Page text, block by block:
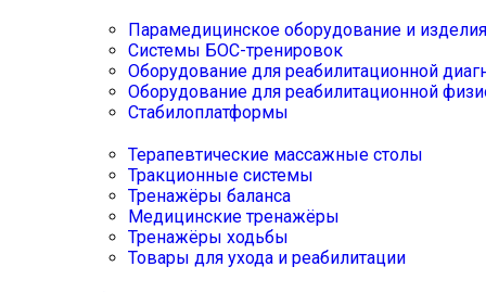
Парамедицинское оборудование и изделия
Системы БОС-тренировок
Оборудование для реабилитационной
Оборудование для реабилитационной
Стабилоплатформы
Терапевтические массажные столы
Тракционные системы
Тренажёры баланса
Медицинские тренажёры
Тренажёры ходьбы
Товары для ухода и реабилитации